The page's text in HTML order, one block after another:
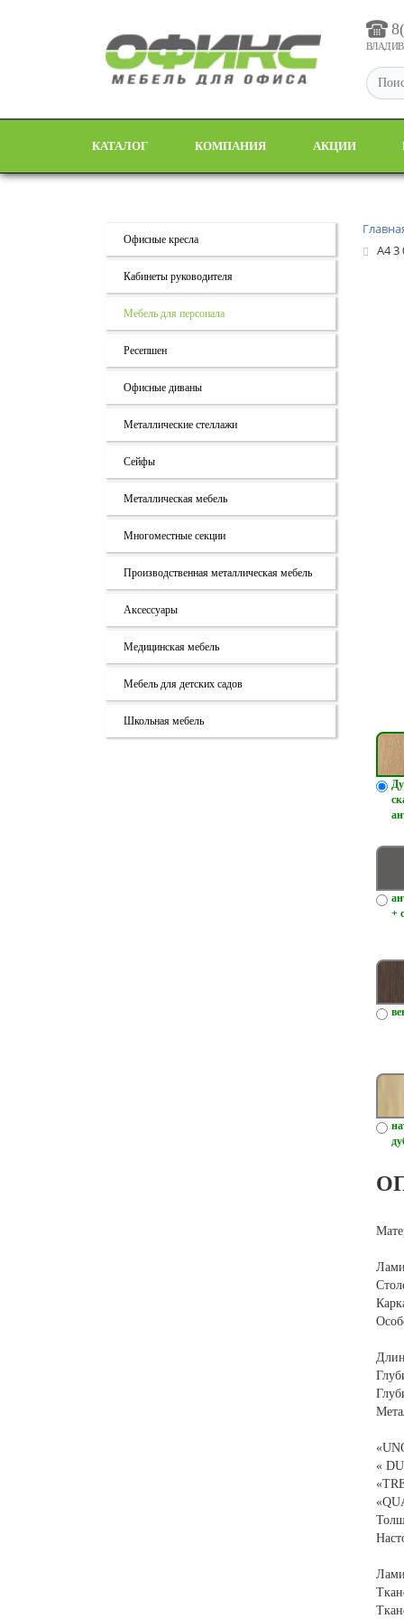
КАТАЛОГ КОМПАНИЯ АКЦИИ
Офисные кресла
Кабинеты руководителя
Мебель для персонала
Ресепшен
Офисные диваны
Металлические стеллажи
Сейфы
Металлическая мебель
Многоместные секции
Производственная металлическая мебель
Аксессуары
Медицинская мебель
Мебель для детских садов
Школьная мебель
А4 3
+
«